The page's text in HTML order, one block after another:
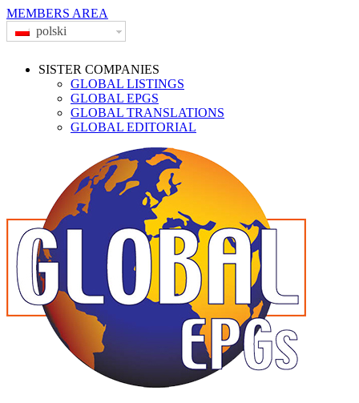
MEMBERS AREA
polski
SISTER COMPANIES
GLOBAL LISTINGS
GLOBAL EPGS
GLOBAL TRANSLATIONS
GLOBAL EDITORIAL